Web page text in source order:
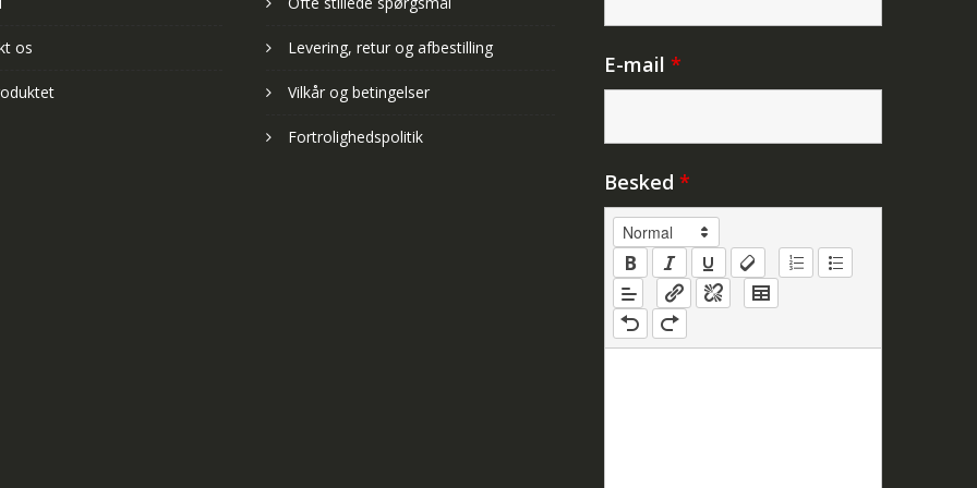
os Levering, retur og afbestilling
Vilkår og betingelser
Fortrolighedspolitik
E-mail *
Besked *